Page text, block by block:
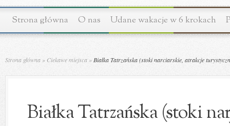
Strona główna O nas Udane wakacje w 6 krokach
Strona główna » Ciekawe miejsca » Białka Tatrzańska (stoki narciarskie, atrakcje
Białka Tatrzańska (stoki